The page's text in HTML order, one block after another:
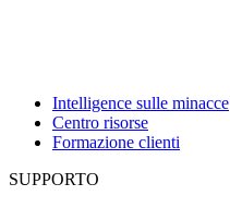
Intelligence sulle minacce
Centro risorse
Formazione clienti
SUPPORTO